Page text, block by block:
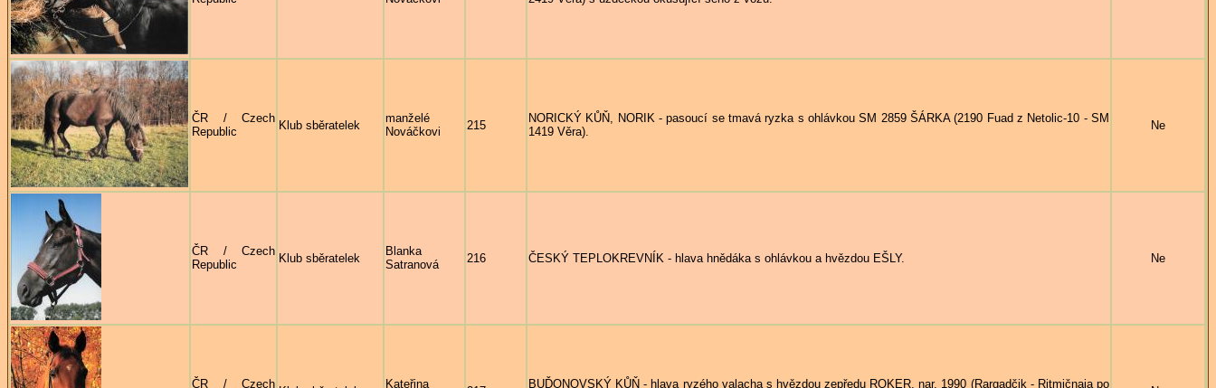
ČR / Czech
Republic
Klub sběratelek
manželé
Nováčkovi
215
NORICKÝ KŮŇ, NORIK - pasoucí se tmavá ryzka s ohlávkou SM 2859 ŠÁRKA (2190 Fuad z Netolic-10 - SM
1419 Věra).
Ne
ČR / Czech
Republic
Klub sběratelek
Blanka
Satranová
216 ČESKÝ TEPLOKREVNÍK - hlava hnědáka s ohlávkou a hvězdou EŠLY. Ne
ČR / Czech Kateřina BUĎONOVSKÝ KŮŇ - hlava ryzého valacha s hvězdou zepředu ROKER, nar. 1990 (Rargadčik - Ritmičnaja po